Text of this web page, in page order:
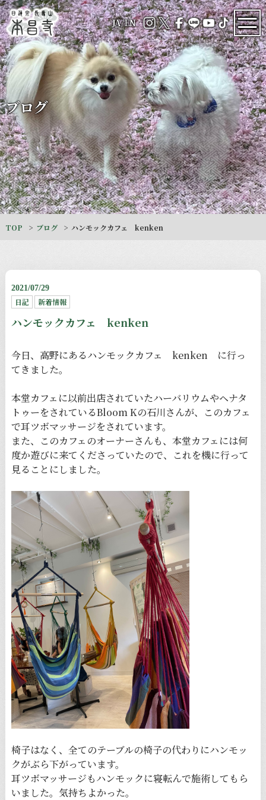
JA/EN
ブログ
TOP ブログ ハンモックカフェ kenken
2021/07/29
日記 新着情報
ハンモックカフェ kenken
今日、高野にあるハンモックカフェ kenken に行っ
てきました。
本堂カフェに以前出店されていたハーバリウムやヘナタ
トゥーをされているBloom Kの石川さんが、このカフェ
で耳ツボマッサージをされています。
また、このカフェのオーナーさんも、本堂カフェには何
度か遊びに来てくださっていたので、これを機に行って
見ることにしました。
椅子はなく、全てのテーブルの椅子の代わりにハンモッ
クがぶら下がっています。
耳ツボマッサージもハンモックに寝転んで施術してもら
いました。気持ちよかった。